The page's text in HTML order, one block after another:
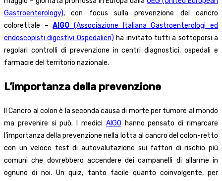
Gastroenterology), con focus sulla prevenzione del cancro
colorettale –AIGO (Associazione Italiana Gastroenterologi ed
endoscopisti digestivi Ospedalieri) ha invitato tutti a sottoporsi a
regolari controlli di prevenzione in centri diagnostici, ospedali e
farmacie del territorio nazionale.
L’importanza della prevenzione
Il Cancro al colon è la seconda causa di morte per tumore al mondo
ma prevenire si può. I medici AIGO hanno pensato di rimarcare
l’importanza della prevenzione nella lotta al cancro del colon-retto
con un veloce test di autovalutazione sui fattori di rischio più
comuni che dovrebbero accendere dei campanelli di allarme in
ognuno di noi. Un quiz, tanto facile quanto coinvolgente, per